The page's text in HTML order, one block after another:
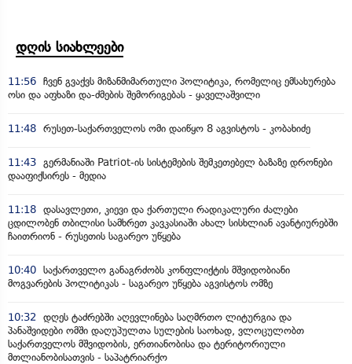
დღის სიახლეები
11:56 ჩვენ გვაქვს მიზანმიმართული პოლიტიკა, რომელიც ემსახურება
ოსი და აფხაზი და-ძმების შემორიგებას - ყაველაშვილი
11:48 რუსეთ-საქართველოს ომი დაიწყო 8 აგვისტოს - კობახიძე
11:43 გერმანიაში Patriot-ის სისტემების შემკეთებელ ბაზაზე დრონები
დააფიქსირეს - მედია
11:18 დასავლეთი, კიევი და ქართული რადიკალური ძალები
ცდილობენ თბილისი სამხრეთ კავკასიაში ახალ სისხლიან ავანტიურებში
ჩაითრიონ - რუსეთის საგარეო უწყება
10:40 საქართველო განაგრძობს კონფლიქტის მშვიდობიანი
მოგვარების პოლიტიკას - საგარეო უწყება აგვისტოს ომზე
10:32
დღეს ტაძრებში აღევლინება საღმრთო ლიტურგია და
პანაშვიდები ომში დაღუპულთა სულების საოხად, ვლოცულობთ
საქართველოს მშვიდობის, ერთიანობისა და ტერიტორიული
მთლიანობისათვის - საპატრიარქო